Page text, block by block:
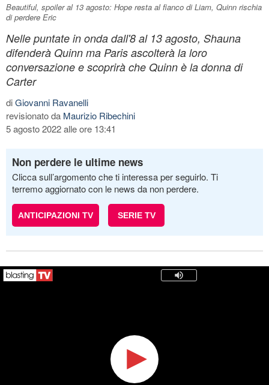
Beautiful, spoiler al 13 agosto: Hope resta al fianco di Liam, Quinn rischia
di perdere Eric
Nelle puntate in onda dall'8 al 13 agosto, Shauna
difenderà Quinn ma Paris ascolterà la loro
conversazione e scoprirà che Quinn è la donna di
Carter
diGiovanni Ravanelli
revisionato da Maurizio Ribechini
5 agosto 2022 alle ore 13:41
Non perdere le ultime news
Clicca sull’argomento che ti interessa per seguirlo. Ti
terremo aggiornato con le news da non perdere.
ANTICIPAZIONI TV SERIE TV